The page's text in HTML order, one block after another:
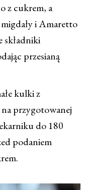
z cukrem, a
i Amaretto
składniki
przesianą
kulki z
na przygotowanej
do 180
podaniem